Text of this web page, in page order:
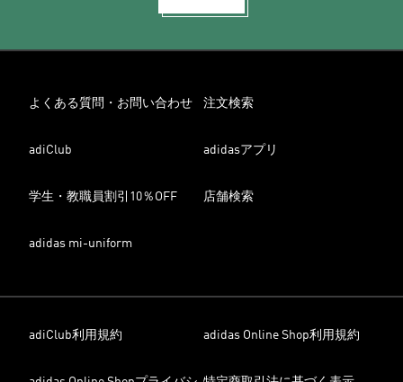
よくある質問・お問い合わせ 注文検索
adiClub adidasアプリ
学生・教職員割引10％OFF 店舗検索
adidas mi-uniform
adiClub利用規約 adidas Online Shop利用規約